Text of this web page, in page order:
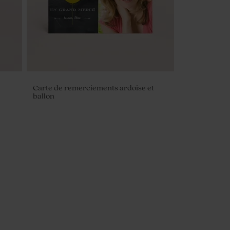
Carte de remerciements ardoise et
ballon